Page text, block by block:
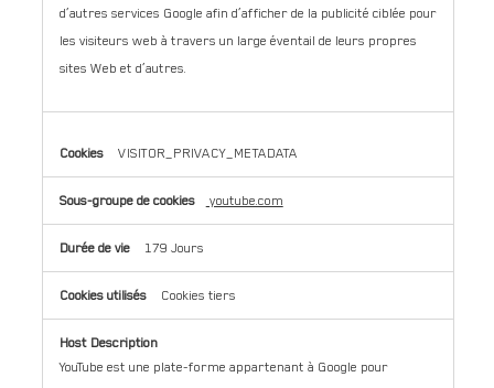
d’autres services Google afin d’afficher de la publicité ciblée pour
les visiteurs web à travers un large éventail de leurs propres
sites Web et d’autres.
VISITOR_PRIVACY_METADATA
youtube.com
179 Jours
Cookies tiers
YouTube est une plate-forme appartenant à Google pour